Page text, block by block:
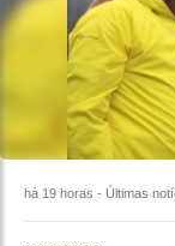
há 19 horas - Últimas